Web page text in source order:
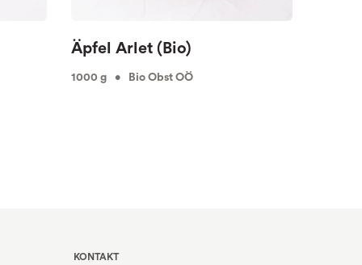
Äpfel Arlet (Bio)
1000 g • Bio Obst OÖ
KONTAKT